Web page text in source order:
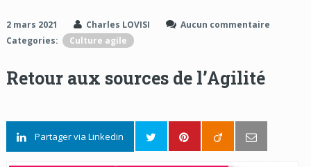
2 mars 2021 Charles LOVISI
Aucun commentaire
Categories:
Culture agile
Retour aux sources de l’Agilité
Partager via Linkedin